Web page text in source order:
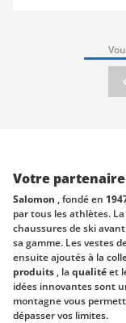
Votre
Salomon , fondé en
par tous les athlètes.
chaussures de ski
sa gamme. Les vestes
ensuite ajoutés à la
produits , la qualitéet
idées innovantes sont
montagne vous
dépasser vos limites.